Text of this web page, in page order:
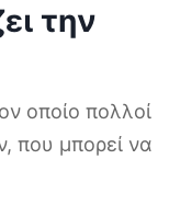
την
οποίο πολλοί
που μπορεί να